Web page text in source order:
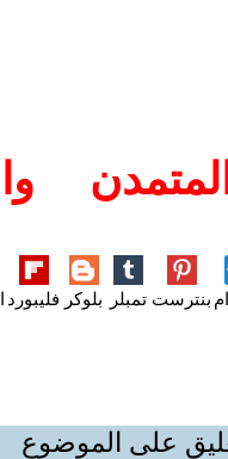
بنترست تمبلر بلوكر فليبورد
على الموضوع